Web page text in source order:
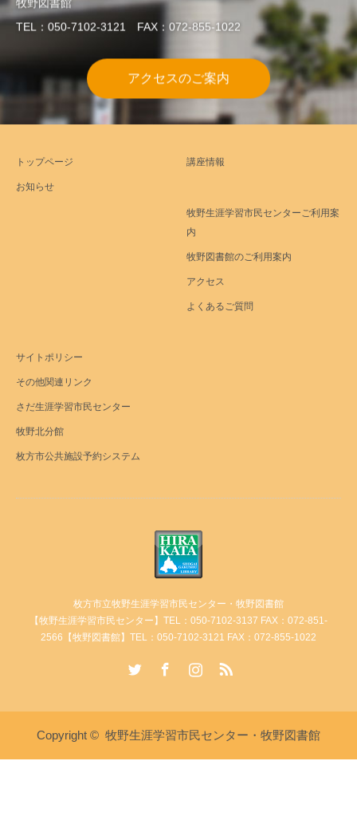
牧野図書館
TEL：050-7102-3121 FAX：072-855-1022
アクセスのご案内
トップページ
お知らせ
講座情報
牧野生涯学習市民センターご利用案
内
牧野図書館のご利用案内
アクセス
よくあるご質問
サイトポリシー
その他関連リンク
さだ生涯学習市民センター
牧野北分館
枚方市公共施設予約システム
枚方市立牧野生涯学習市民センター・牧野図書館
【牧野生涯学習市民センター】TEL：050-7102-3137 FAX：072-851-
2566【牧野図書館】TEL：050-7102-3121 FAX：072-855-1022
Copyright © 牧野生涯学習市民センター・牧野図書館